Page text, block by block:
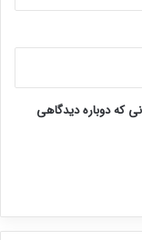
که دوباره دیدگاهی